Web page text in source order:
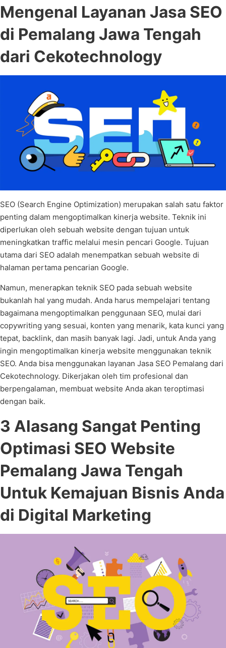
Mengenal Layanan Jasa SEO
di Pemalang Jawa Tengah
dari Cekotechnology
SEO (Search Engine Optimization) merupakan salah satu faktor
penting dalam mengoptimalkan kinerja website. Teknik ini
diperlukan oleh sebuah website dengan tujuan untuk
meningkatkan traffic melalui mesin pencari Google. Tujuan
utama dari SEO adalah menempatkan sebuah website di
halaman pertama pencarian Google.
Namun, menerapkan teknik SEO pada sebuah website
bukanlah hal yang mudah. Anda harus mempelajari tentang
bagaimana mengoptimalkan penggunaan SEO, mulai dari
copywriting yang sesuai, konten yang menarik, kata kunci yang
tepat, backlink, dan masih banyak lagi. Jadi, untuk Anda yang
ingin mengoptimalkan kinerja website menggunakan teknik
SEO. Anda bisa menggunakan layanan Jasa SEO Pemalang dari
Cekotechnology. Dikerjakan oleh tim profesional dan
berpengalaman, membuat website Anda akan teroptimasi
dengan baik.
3 Alasang Sangat Penting
Optimasi SEO Website
Pemalang Jawa Tengah
Untuk Kemajuan Bisnis Anda
di Digital Marketing